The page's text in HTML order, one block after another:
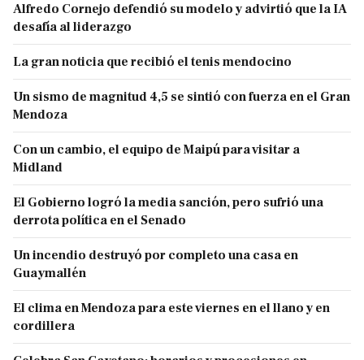
Alfredo Cornejo defendió su modelo y advirtió que la IA
desafía al liderazgo
La gran noticia que recibió el tenis mendocino
Un sismo de magnitud 4,5 se sintió con fuerza en el Gran
Mendoza
Con un cambio, el equipo de Maipú para visitar a
Midland
El Gobierno logró la media sanción, pero sufrió una
derrota política en el Senado
Un incendio destruyó por completo una casa en
Guaymallén
El clima en Mendoza para este viernes en el llano y en
cordillera